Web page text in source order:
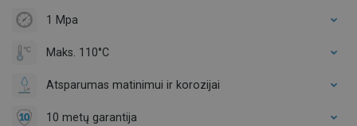
1 Mpa
Maks. 110°C
Atsparumas matinimui ir korozijai
10 metų garantija